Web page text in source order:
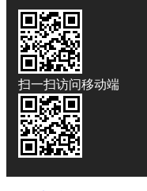
扫一扫访问移动端